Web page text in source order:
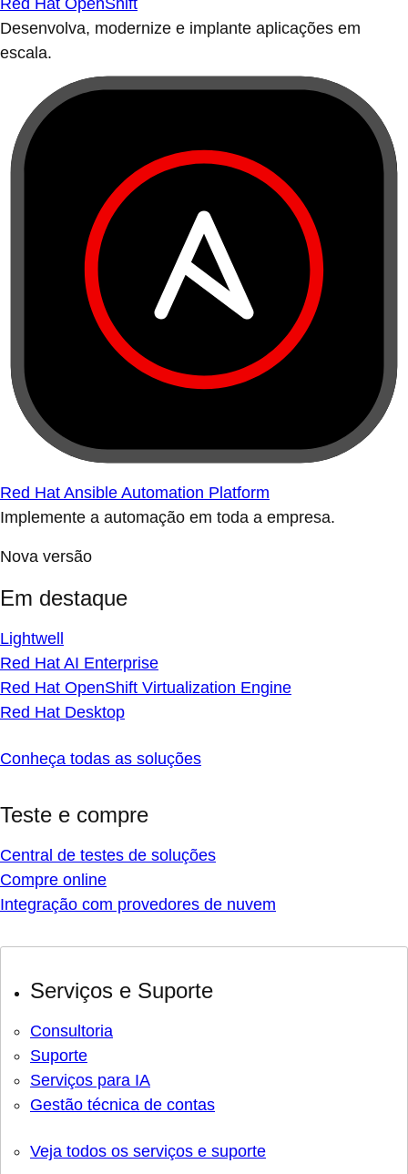
Red Hat OpenShift
Desenvolva, modernize e implante aplicações em
escala.
Red Hat Ansible Automation Platform
Implemente a automação em toda a empresa.
Nova versão
Em destaque
Lightwell
Red Hat AI Enterprise
Red Hat OpenShift Virtualization Engine
Red Hat Desktop
Conheça todas as soluções
Teste e compre
Central de testes de soluções
Compre online
Integração com provedores de nuvem
Serviços e Suporte
Consultoria
Suporte
Serviços para IA
Gestão técnica de contas
Veja todos os serviços e suporte